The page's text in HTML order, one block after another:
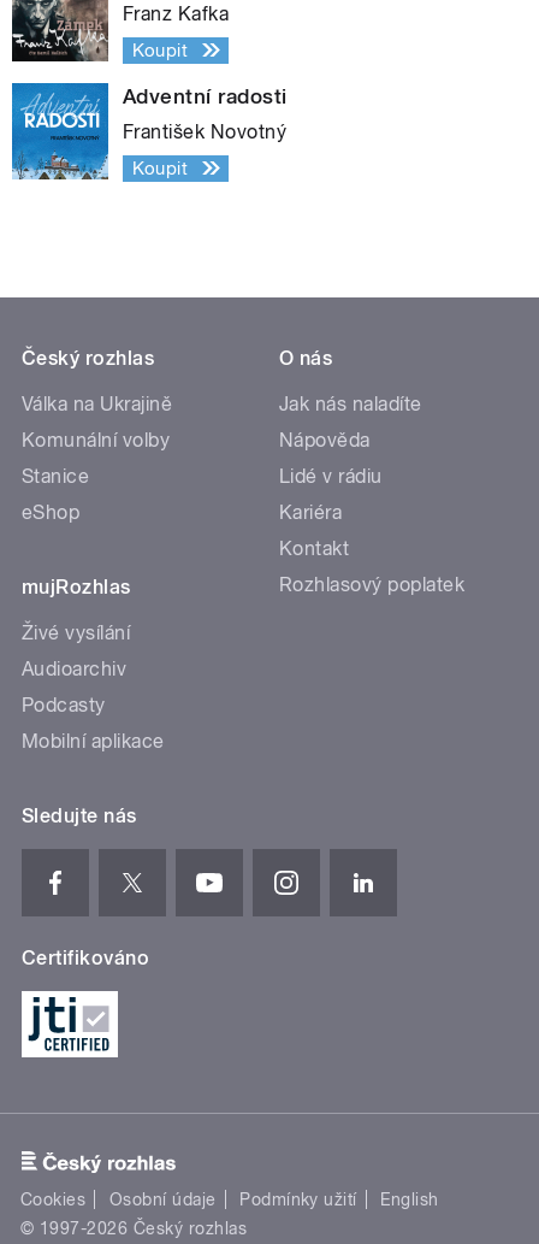
Franz Kafka
Koupit
Adventní radosti
František Novotný
Koupit
Český rozhlas
Válka na Ukrajině
Komunální volby
Stanice
eShop
mujRozhlas
Živé vysílání
Audioarchiv
Podcasty
Mobilní aplikace
O nás
Jak nás naladíte
Nápověda
Lidé v rádiu
Kariéra
Kontakt
Rozhlasový poplatek
Sledujte nás
Certifikováno
Cookies Osobní údaje Podmínky užití
English
© 1997-2026 Český rozhlas